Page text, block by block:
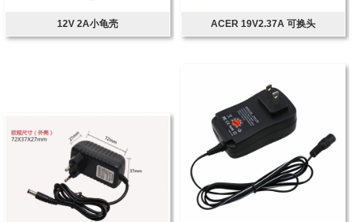
12V 2A小龟壳 ACER 19V2.37A 可换头